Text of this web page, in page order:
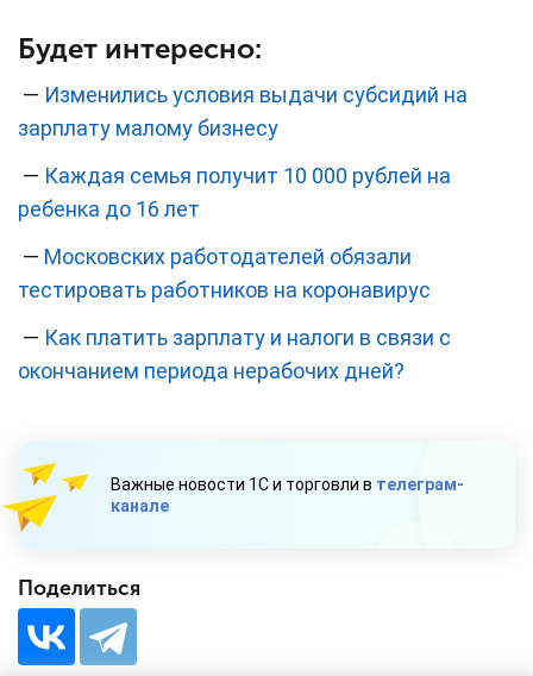
Будет интересно:
— Изменились условия выдачи субсидий на
зарплату малому бизнесу
— Каждая семья получит 10 000 рублей на
ребенка до 16 лет
— Московских работодателей обязали
тестировать работников на коронавирус
— Как платить зарплату и налоги в связи с
окончанием периода нерабочих дней?
Важные новости 1С и торговли в телеграм-
канале
Поделиться